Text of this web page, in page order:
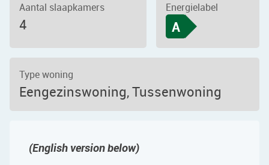
Aantal slaapkamers
4
Energielabel
A
Type woning
Eengezinswoning, Tussenwoning
(English version below)